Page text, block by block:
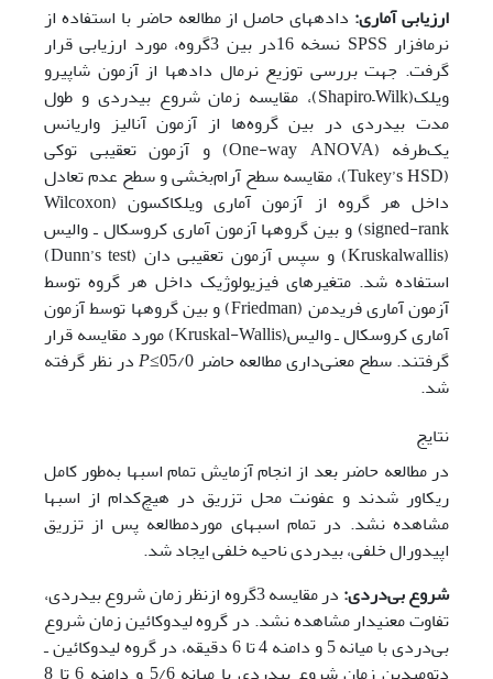
ارزیابی آماری: داده­های حاصل از مطالعه حاضر با استفاده از
نرم­افزار SPSS نسخه 16در بین 3گروه، مورد ارزیابی قرار
گرفت. جهت بررسی توزیع نرمال داده­ها از آزمون شاپیرو
ویلک(Shapiro–Wilk)، مقایسه زمان شروع بی­دردی و طول
مدت بی­دردی در بین گروه‌ها از آزمون آنالیز واریانس
یک‌طرفه (One-way ANOVA) و آزمون تعقیبی توکی
(Tukey’s HSD)، مقایسه سطح ‌آرام‌بخشی و سطح عدم تعادل
داخل هر گروه از آزمون آماری ویلکاکسون (Wilcoxon
signed-rank) و بین گروه­ها آزمون آماری کروسکال ـ والیس
(Kruskalwallis) و سپس آزمون تعقیبی دان (Dunn’s test)
استفاده شد. متغیر­های فیزیولوژیک داخل هر گروه توسط
آزمون آماری فریدمن (Friedman) و بین گروه­ها توسط آزمون
آماری کروسکال ـ والیس(Kruskal-Wallis) مورد مقایسه قرار
گرفتند. سطح معنی‌داری مطالعه حاضر 05/0≥
Pدر نظر گرفته
شد.
نتایج
در مطالعه حاضر بعد از انجام آزمایش تمام اسب­ها به‌طور کامل
ریکاور شدند و عفونت محل تزریق در هیچ‌کدام از اسب­ها
مشاهده نشد. در تمام اسب­های مورد‌مطالعه پس از تزریق
اپیدورال خلفی‌، بی­دردی ناحیه خلفی ایجاد شد.
شروع بی‌دردی:
در مقایسه 3گروه از‌نظر زمان شروع بی­دردی،
تفاوت معنی­دار مشاهده نشد. در گروه لیدوکائین زمان شروع
بی‌دردی با میانه 5 و دامنه 4 تا 6 دقیقه، در گروه لیدوکائین ـ